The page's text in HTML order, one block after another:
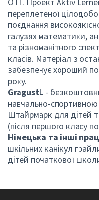
переплетеної
поєднання
галузях математики,
та різноманітного
класів. Матеріал з
забезпечує хороший
року.
GragustL -
навчально-спортивною
Штайрмарк для дітей
(після першого класу
Німецька та інші
шкільних канікул
дітей початкової